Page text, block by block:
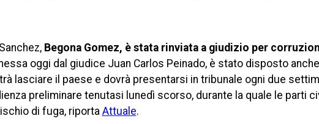
Begona Gomez, è stata rinviata a giudizio per
oggi dal giudice Juan Carlos Peinado, è stato disposto anche
lasciare il paese e dovrà presentarsi in tribunale ogni due
preliminare tenutasi lunedì scorso, durante la quale le parti
di fuga, riporta Attuale.